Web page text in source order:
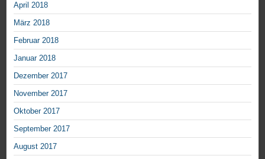
April 2018
März 2018
Februar 2018
Januar 2018
Dezember 2017
November 2017
Oktober 2017
September 2017
August 2017